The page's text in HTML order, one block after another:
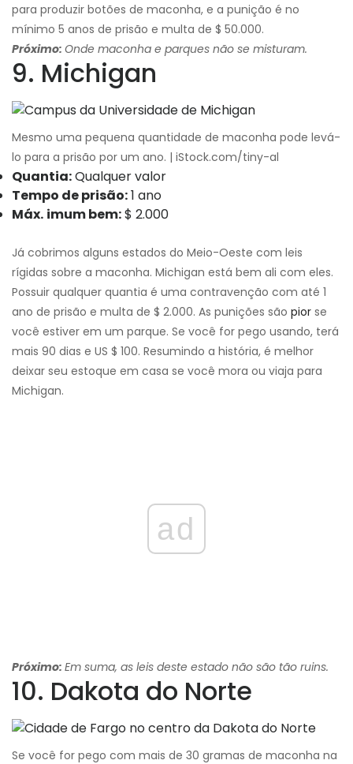
para produzir botões de maconha, e a punição é no
mínimo 5 anos de prisão e multa de $ 50.000.
Próximo: Onde maconha e parques não se misturam.
9. Michigan
Mesmo uma pequena quantidade de maconha pode levá-
lo para a prisão por um ano. | iStock.com/tiny-al
Quantia:Qualquer valor
Tempo de prisão:1 ano
Máx. imum bem:$ 2.000
Já cobrimos alguns estados do Meio-Oeste com leis
rígidas sobre a maconha. Michigan está bem ali com eles.
Possuir qualquer quantia é uma contravenção com até 1
ano de prisão e multa de $ 2.000. As punições são pior se
você estiver em um parque. Se você for pego usando, terá
mais 90 dias e US $ 100. Resumindo a história, é melhor
deixar seu estoque em casa se você mora ou viaja para
Michigan.
ad
Próximo: Em suma, as leis deste estado não são tão ruins.
10. Dakota do Norte
Se você for pego com mais de 30 gramas de maconha na